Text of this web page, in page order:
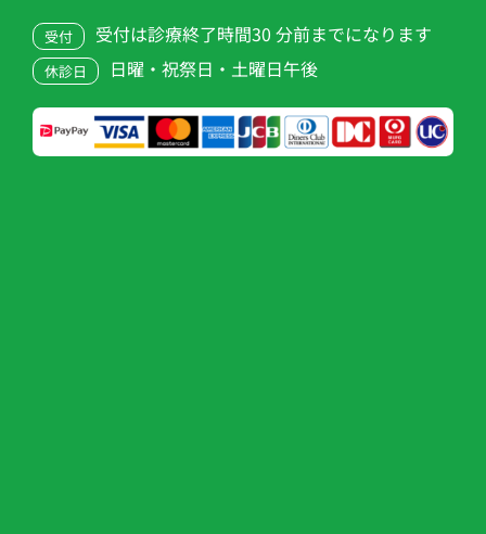
受付 受付は診療終了時間30 分前までになります
休診日 日曜・祝祭日・土曜日午後